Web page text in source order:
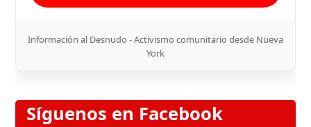
Información al Desnudo - Activismo comunitario desde Nueva
York
Síguenos en Facebook